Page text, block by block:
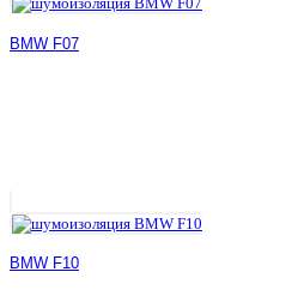
BMW F07
BMW F10